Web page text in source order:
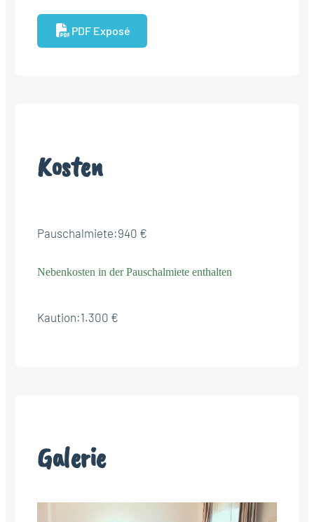
PDF Exposé
Kosten
Pauschalmiete:940 €
Nebenkosten in der Pauschalmiete enthalten
Kaution:1.300 €
Galerie